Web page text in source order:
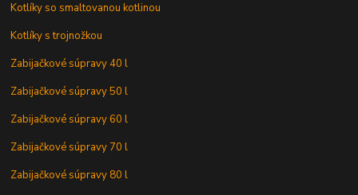
Kotlíky so smaltovanou kotlinou
Kotlíky s trojnožkou
Zabijačkové súpravy 40 l
Zabijačkové súpravy 50 l
Zabijačkové súpravy 60 l
Zabijačkové súpravy 70 l
Zabijačkové súpravy 80 l